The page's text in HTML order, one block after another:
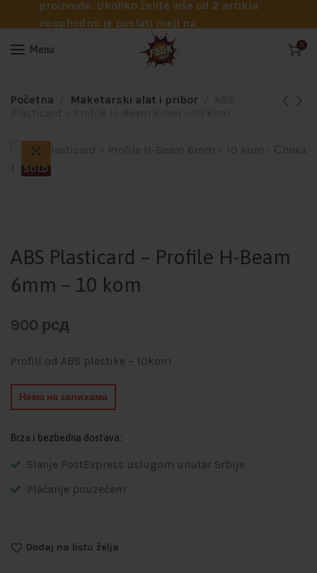
proizvode. Ukoliko želite više od 2 artikla
neophodno je poslati mejl na
info@flakhobby.com sa preciznim šiframa
proizvoda. Svakako nas možete pozvati
potrebna pomoć oko odabira.
Menu 0
Početna Maketarski alat i pribor
SOLD
ABS Plasticard – Profile H-Beam
6mm – 10 kom
900 рсд
Profili od ABS plastike – 10kom
Нема на залихама
Brza i bezbedna dostava:
Slanje PostExpress uslugom unutar Srbije
Plaćanje pouzećem
Dodaj na listu želja